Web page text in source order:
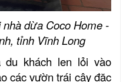
dừa Coco Home -
, tỉnh Vĩnh Long
du khách len lỏi vào
các vườn trái cây đặc